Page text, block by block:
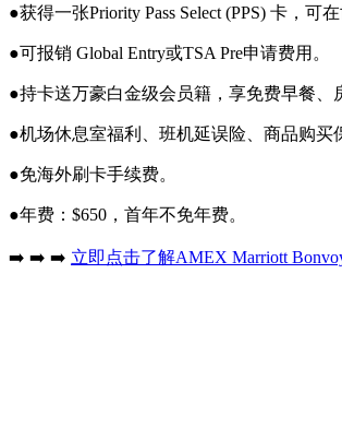
●获得一张Priority Pass Select (PPS) 卡，
●可报销 Global Entry或TSA Pre申请费用。
●持卡送万豪白金级会员籍，享免费早餐、
●机场休息室福利、班机延误险、商品购买
●免海外刷卡手续费。
●年费：$650，首年不免年费。
➡️ ➡️ ➡️ 立即点击了解AMEX Marriott